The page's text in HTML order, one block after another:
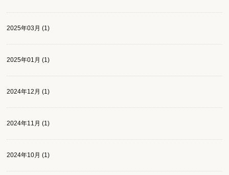
2025年03月 (1)
2025年01月 (1)
2024年12月 (1)
2024年11月 (1)
2024年10月 (1)